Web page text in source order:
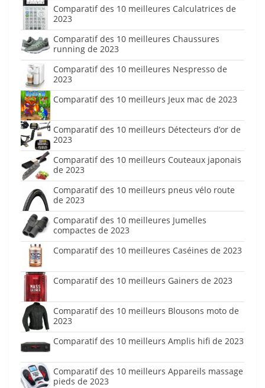
Comparatif des 10 meilleures Calculatrices de
2023
Comparatif des 10 meilleures Chaussures
running de 2023
Comparatif des 10 meilleures Nespresso de
2023
Comparatif des 10 meilleurs Jeux mac de 2023
Comparatif des 10 meilleurs Détecteurs d’or de
2023
Comparatif des 10 meilleurs Couteaux japonais
de 2023
Comparatif des 10 meilleurs pneus vélo route
de 2023
Comparatif des 10 meilleures Jumelles
compactes de 2023
Comparatif des 10 meilleures Caséines de 2023
Comparatif des 10 meilleurs Gainers de 2023
Comparatif des 10 meilleurs Blousons moto de
2023
Comparatif des 10 meilleurs Amplis hifi de 2023
Comparatif des 10 meilleurs Appareils massage
pieds de 2023